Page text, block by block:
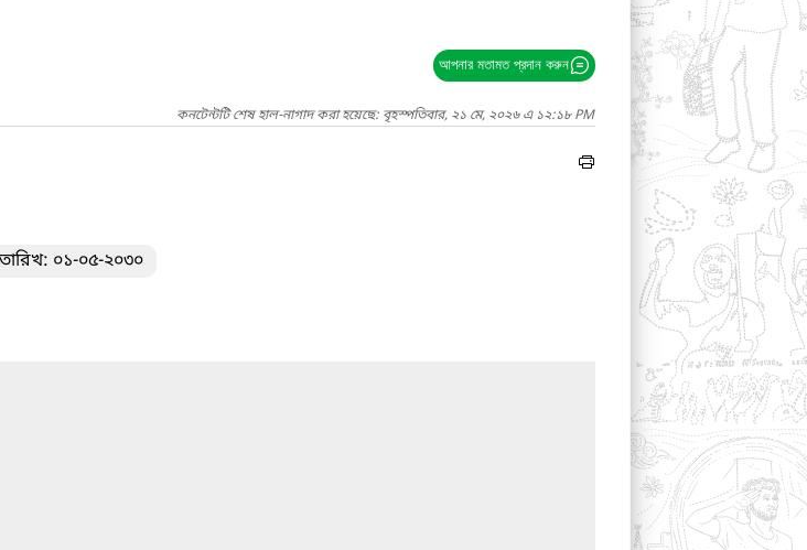
আপনার মতামত প্রদান করুন
কনটেন্টটি শেষ হাল-নাগাদ করা হয়েছে: বৃহস্পতিবার, ২১ মে, ২০২৬ এ ১২:১৮ PM
০১-০৫-২০৩০